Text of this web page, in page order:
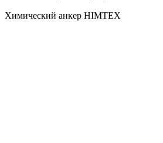
Химический анкер HIMTEX